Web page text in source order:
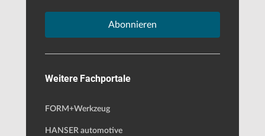
Abonnieren
Weitere Fachportale
FORM+Werkzeug
HANSER automotive